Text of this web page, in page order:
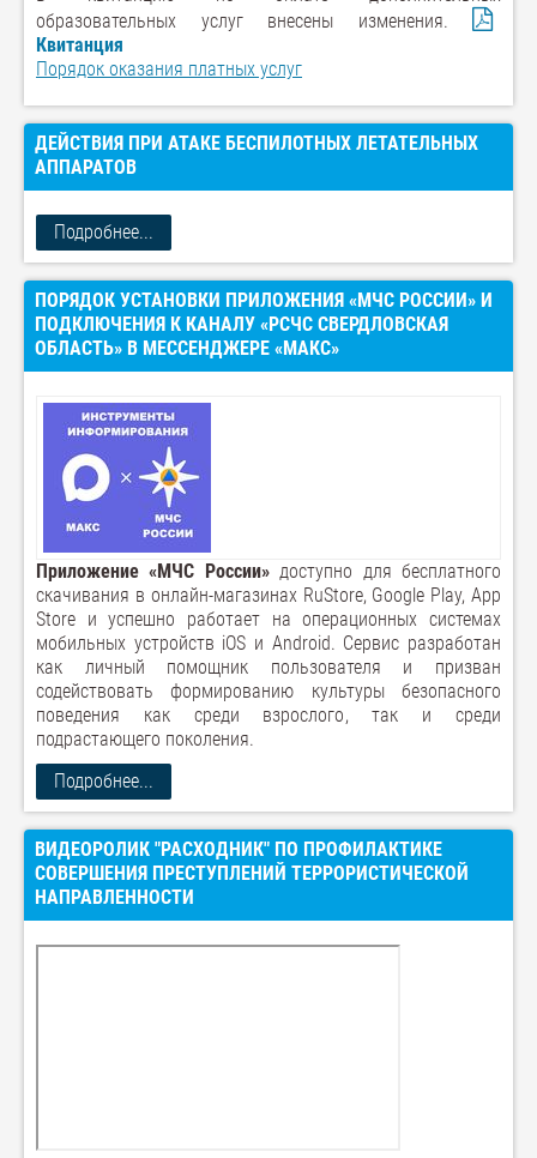
образовательных услуг внесены изменения.
Квитанция
Порядок оказания платных услуг
ДЕЙСТВИЯ ПРИ АТАКЕ БЕСПИЛОТНЫХ ЛЕТАТЕЛЬНЫХ
АППАРАТОВ
Подробнее...
ПОРЯДОК УСТАНОВКИ ПРИЛОЖЕНИЯ «МЧС РОССИИ» И
ПОДКЛЮЧЕНИЯ К КАНАЛУ «РСЧС СВЕРДЛОВСКАЯ
ОБЛАСТЬ» В МЕССЕНДЖЕРЕ «МАКС»
Приложение «МЧС России»доступно для бесплатного
скачивания в онлайн-магазинах RuStore, Google Play, App
Store и успешно работает на операционных системах
мобильных устройств iOS и Android. Сервис разработан
как личный помощник пользователя и призван
содействовать формированию культуры безопасного
поведения как среди взрослого, так и среди
подрастающего поколения.
Подробнее...
ВИДЕОРОЛИК "РАСХОДНИК" ПО ПРОФИЛАКТИКЕ
СОВЕРШЕНИЯ ПРЕСТУПЛЕНИЙ ТЕРРОРИСТИЧЕСКОЙ
НАПРАВЛЕННОСТИ